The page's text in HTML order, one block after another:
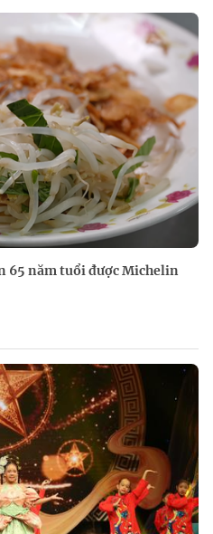
65 năm tuổi được Michelin